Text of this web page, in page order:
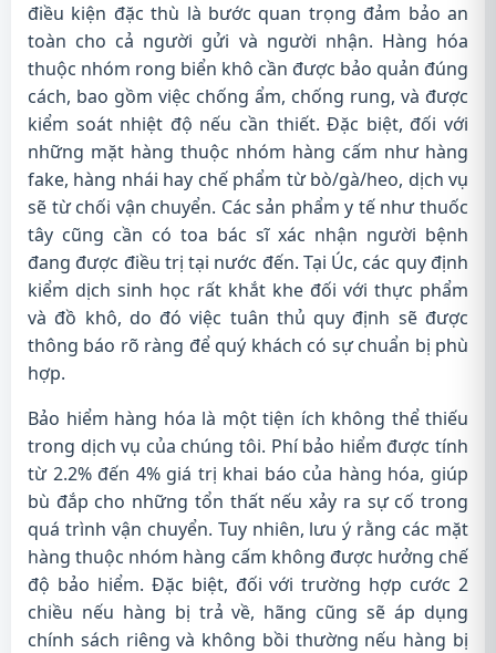
điều kiện đặc thù là bước quan trọng đảm bảo an
toàn cho cả người gửi và người nhận. Hàng hóa
thuộc nhóm rong biển khô cần được bảo quản đúng
cách, bao gồm việc chống ẩm, chống rung, và được
kiểm soát nhiệt độ nếu cần thiết. Đặc biệt, đối với
những mặt hàng thuộc nhóm hàng cấm như hàng
fake, hàng nhái hay chế phẩm từ bò/gà/heo, dịch vụ
sẽ từ chối vận chuyển. Các sản phẩm y tế như thuốc
tây cũng cần có toa bác sĩ xác nhận người bệnh
đang được điều trị tại nước đến. Tại Úc, các quy định
kiểm dịch sinh học rất khắt khe đối với thực phẩm
và đồ khô, do đó việc tuân thủ quy định sẽ được
thông báo rõ ràng để quý khách có sự chuẩn bị phù
hợp.
Bảo hiểm hàng hóa là một tiện ích không thể thiếu
trong dịch vụ của chúng tôi. Phí bảo hiểm được tính
từ 2.2% đến 4% giá trị khai báo của hàng hóa, giúp
bù đắp cho những tổn thất nếu xảy ra sự cố trong
quá trình vận chuyển. Tuy nhiên, lưu ý rằng các mặt
hàng thuộc nhóm hàng cấm không được hưởng chế
độ bảo hiểm. Đặc biệt, đối với trường hợp cước 2
chiều nếu hàng bị trả về, hãng cũng sẽ áp dụng
chính sách riêng và không bồi thường nếu hàng bị